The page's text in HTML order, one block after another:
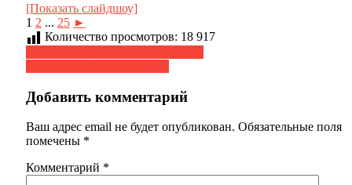
[Показать слайдшоу]
1 2 ... 25 ►
Количество просмотров: 18 917
Навигация
по
записям
Добавить комментарий
Ваш адрес email не будет опубликован. Обязательные поля
помечены *
Комментарий *